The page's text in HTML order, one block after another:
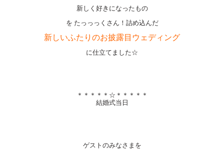
新しく好きになったもの
を たっっっくさん！詰め込んだ
新しいふたりのお披露目ウェディング
に仕立てました☆
＊＊＊＊＊☆＊＊＊＊＊
結婚式当日
ゲストのみなさまを